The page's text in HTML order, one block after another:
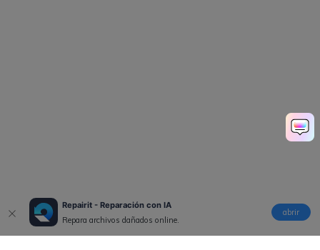
Repairit - Reparación con IA
Repara archivos dañados online.
abrir